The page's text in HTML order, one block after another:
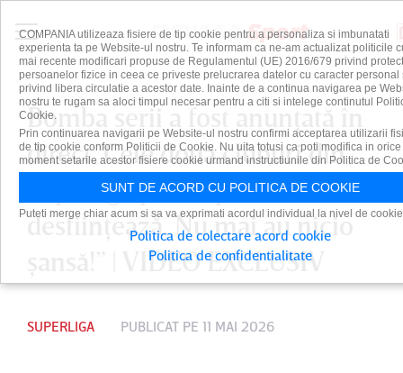
Bomba serii a fost anunţată în
direct. Cele două cluburi din
Superligă pot dispărea: ”Se
desfiinţează. Nu mai au nicio
şansă!” | VIDEO EXCLUSIV
SUPERLIGA PUBLICAT PE 11 MAI 2026
COMPANIA utilizeaza fisiere de tip cookie pentru a personaliza si imbunatati
experienta ta pe Website-ul nostru. Te informam ca ne-am actualizat politicile
mai recente modificari propuse de Regulamentul (UE) 2016/679 privind
persoanelor fizice in ceea ce priveste prelucrarea datelor cu caracter personal
privind libera circulatie a acestor date. Inainte de a continua navigarea pe
nostru te rugam sa aloci timpul necesar pentru a citi si intelege continutul
Cookie.
Prin continuarea navigarii pe Website-ul nostru confirmi acceptarea utilizarii
de tip cookie conform Politicii de Cookie. Nu uita totusi ca poti modifica in orice
moment setarile acestor fisiere cookie urmand instructiunile din Politica de
SUNT DE ACORD CU POLITICA DE COOKIE
Puteti merge chiar acum si sa va exprimati acordul individual la nivel de
Politica de colectare acord cookie
Politica de confidentialitate